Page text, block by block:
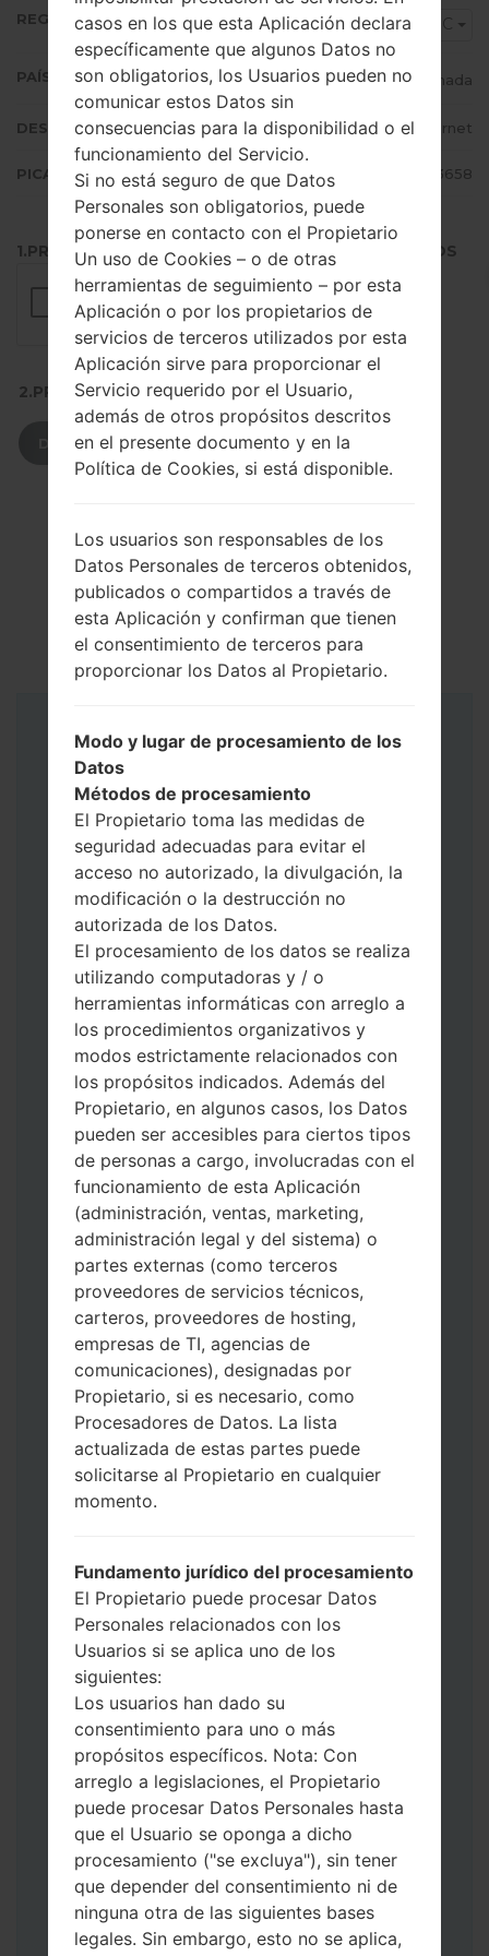
REGIÓN BMC
PAÍS (UN/EL PAÍS) Canada
DESCRIPCIÓN Bell-Internet
PICADILLO 2bb1a386e79b5d4ce763fb761de13658
1.PRESIONE EL BOTÓN PARA CARGAR LOS ARCHIVOS
2.PRESIONE PARA DESCARGAR
DESCARGAR
Instrucciones
Descargue a su PC: la última versión de
Odin 3.
A continuación, extraiga el archivo de
firmware.
Debe obtener 1 (si es archivo 1, elíjalo aquí)
o 5 (si es archivo 5, selecciónelo aquí):
AP: "Sistema y Recuperación"
CP: "Módem y Radio"
CSC _ ***: "País y región y operador"
HOME_CSC _ ***: "País y regióny
operador"
Agregue todos los archivos a Odin 3.
Si desea hacer clean flash, use CSC _ *** o
use HOME_CSC _ *** para mantener sus
datos y aplicaciones.
Ahora apague su teléfono y entre al Modo
de Descarga. Cómo hacer todos los
Presione y mantenga presionados la
tecla de Encendido, el botón de Subir
volumen y la tecla de Bixby.
Presione y mantenga presionadas las
teclas de Subir y de Bajar volumen y
luego conecte un cable USB.
Presione y mantenga presionados la
tecla de Encendido, el botón de Bajar
volumen y la tecla de Inicio.
Conecte un cable USB, luego
mantenga presionados el botón de Bixby
y la tecla de Bajar volumen.
Presione y mantenga presionados la
tecla de Encendido y el botón de Subir
volumen.
casos en los que esta Aplicación declara
específicamente que algunos Datos no
son obligatorios, los Usuarios pueden no
comunicar estos Datos sin
consecuencias para la disponibilidad o el
funcionamiento del Servicio.
Si no está seguro de que Datos
Personales son obligatorios, puede
ponerse en contacto con el Propietario
Un uso de Cookies – o de otras
herramientas de seguimiento – por esta
Aplicación o por los propietarios de
servicios de terceros utilizados por esta
Aplicación sirve para proporcionar el
Servicio requerido por el Usuario,
además de otros propósitos descritos
en el presente documento y en la
Política de Cookies, si está disponible.
Los usuarios son responsables de los
Datos Personales de terceros obtenidos,
publicados o compartidos a través de
esta Aplicación y confirman que tienen
el consentimiento de terceros para
proporcionar los Datos al Propietario.
Modo y lugar de procesamiento de los
Datos
Métodos de procesamiento
El Propietario toma las medidas de
seguridad adecuadas para evitar el
acceso no autorizado, la divulgación, la
modificación o la destrucción no
autorizada de los Datos.
El procesamiento de los datos se realiza
utilizando computadoras y / o
herramientas informáticas con arreglo a
los procedimientos organizativos y
modos estrictamente relacionados con
los propósitos indicados. Además del
Propietario, en algunos casos, los Datos
pueden ser accesibles para ciertos tipos
de personas a cargo, involucradas con el
funcionamiento de esta Aplicación
(administración, ventas, marketing,
administración legal y del sistema) o
partes externas (como terceros
proveedores de servicios técnicos,
carteros, proveedores de hosting,
empresas de TI, agencias de
comunicaciones), designadas por
Propietario, si es necesario, como
Procesadores de Datos. La lista
actualizada de estas partes puede
solicitarse al Propietario en cualquier
momento.
Fundamento jurídico del procesamiento
El Propietario puede procesar Datos
Personales relacionados con los
Usuarios si se aplica uno de los
siguientes:
Los usuarios han dado su
consentimiento para uno o más
propósitos específicos. Nota: Con
arreglo a legislaciones, el Propietario
puede procesar Datos Personales hasta
que el Usuario se oponga a dicho
procesamiento ("se excluya"), sin tener
que depender del consentimiento ni de
ninguna otra de las siguientes bases
legales. Sin embargo, esto no se aplica,